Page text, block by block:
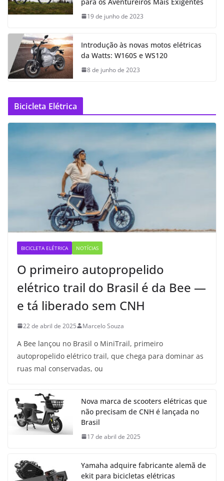
19 de junho de 2023
Introdução às novas motos elétricas
da Watts: W160S e WS120
8 de junho de 2023
Bicicleta Elétrica
BICICLETA ELÉTRICA NOTÍCIAS
O primeiro autopropelido
elétrico trail do Brasil é da Bee —
e tá liberado sem CNH
22 de abril de 2025 Marcelo Souza
A Bee lançou no Brasil o MiniTrail, primeiro
autopropelido elétrico trail, que chega para dominar as
ruas mal conservadas, ou
Nova marca de scooters elétricas que
não precisam de CNH é lançada no
Brasil
17 de abril de 2025
Yamaha adquire fabricante alemã de
ekit para bicicletas elétricas